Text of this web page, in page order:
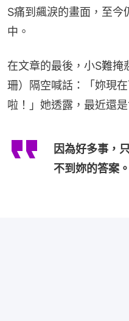
S痛到飆淚的畫面，至今
中。
在文章的最後，小S難掩
珊）隔空喊話：「妳現
啦！」她透露，最近還
因為好多事，
不到妳的答案。